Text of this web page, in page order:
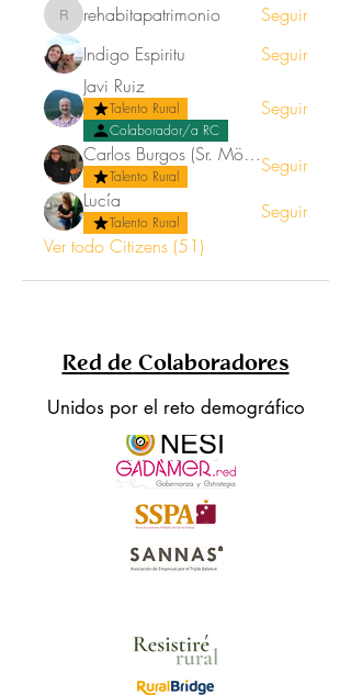
rehabitapatrimonio
rehabitapatrimonio
Seguir
Indigo Espiritu
Seguir
Javi Ruiz
Talento Rural
Colaborador/a RC
Seguir
Carlos Burgos (Sr. Mörez)
Talento Rural
Seguir
Lucía
Talento Rural
Seguir
Ver todo Citizens (51)
Red de Colaboradores
Unidos por el reto demográfico